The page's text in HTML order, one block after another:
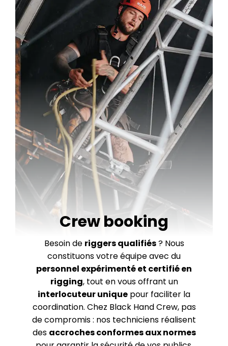
Crew booking
Besoin de riggers qualifiés? Nous
constituons votre équipe avec du
personnel expérimenté et certifié en
rigging, tout en vous offrant un
interlocuteur unique pour faciliter la
coordination. Chez Black Hand Crew, pas
de compromis : nos techniciens réalisent
des accroches conformes aux normes